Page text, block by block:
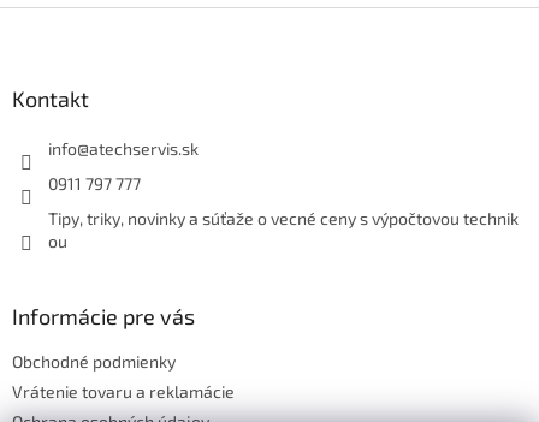
Kontakt
info@atechservis.sk
0911 797 777
Tipy, triky, novinky a súťaže o vecné ceny s výpočtovou technik
ou
Informácie pre vás
Obchodné podmienky
Vrátenie tovaru a reklamácie